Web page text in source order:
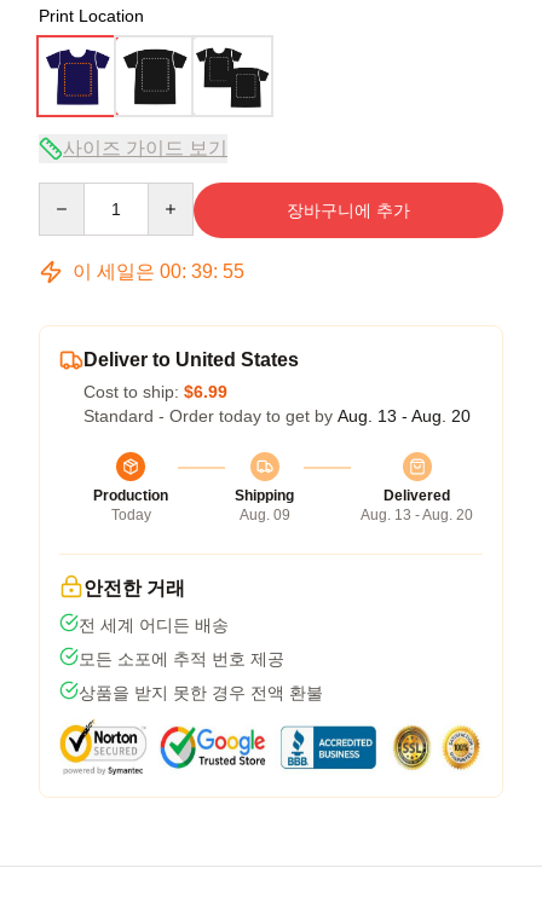
Print Location
사이즈 가이드 보기
장바구니에 추가
이 세일은 00: 39: 54
Deliver to United States
Cost to ship: $6.99
Standard - Order today to get by Aug. 13 - Aug. 20
Production
Today
Shipping
Aug. 09
Delivered
Aug. 13 - Aug. 20
안전한 거래
전 세계 어디든 배송
모든 소포에 추적 번호 제공
상품을 받지 못한 경우 전액 환불